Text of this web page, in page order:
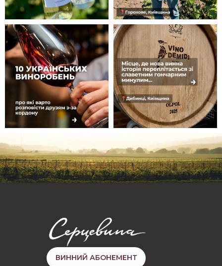
ВИННИЙ АБОНЕМЕНТ